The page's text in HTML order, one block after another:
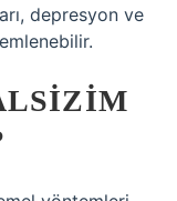
depresyon ve